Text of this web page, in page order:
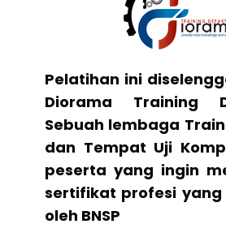
Pelatihan ini
Diorama Training
Sebuah lembaga
dan Tempat Uji
peserta yang ingin
sertifikat profesi
oleh BNSP